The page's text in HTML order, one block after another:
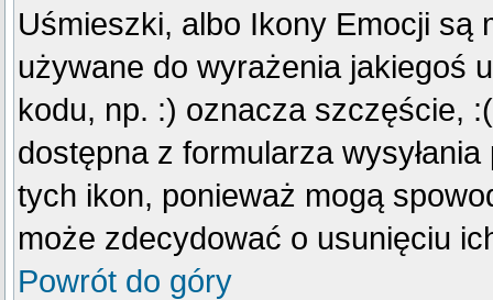
Uśmieszki, albo Ikony Emocji są
używane do wyrażenia jakiegoś
kodu, np. :) oznacza szczęście,
dostępna z formularza
tych ikon, ponieważ mogą
może zdecydować o usunięciu
Powrót do góry